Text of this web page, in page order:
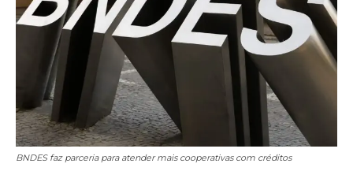
BNDES faz parceria para atender mais cooperativas com créditos